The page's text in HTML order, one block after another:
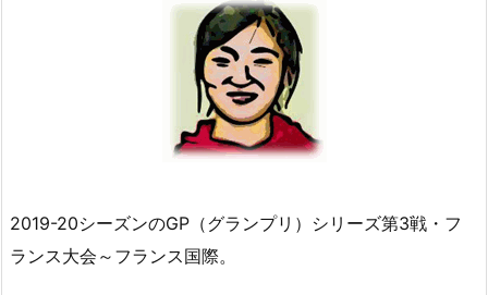
2019-20シーズンのGP（グランプリ）シリーズ第3戦・フ
ランス大会～フランス国際。